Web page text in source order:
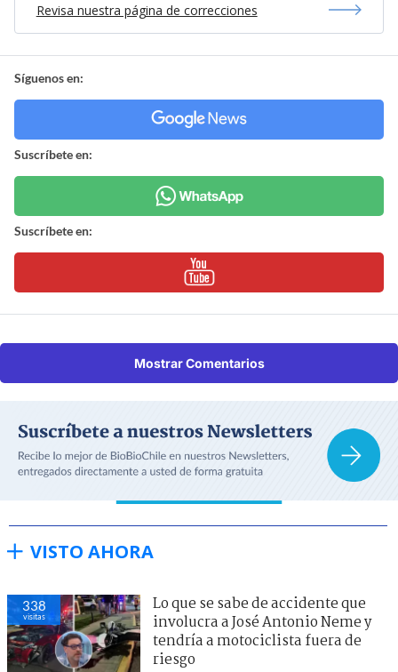
Revisa nuestra página de correcciones
Síguenos en:
Suscríbete en:
Suscríbete en:
Mostrar Comentarios
VISTO AHORA
338
visitas
Lo que se sabe de accidente que
involucra a José Antonio Neme y
tendría a motociclista fuera de
riesgo